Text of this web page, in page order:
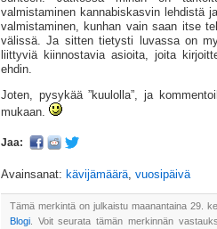
valmistaminen kannabiskasvin lehdistä
valmistaminen, kunhan vain saan itse
välissä. Ja sitten tietysti luvassa on
liittyviä kiinnostavia asioita, joita
ehdin.
Joten, pysykää ”kuulolla”, ja
mukaan.
Jaa:
Avainsanat: kävijämäärä, vuosipäivä
Tämä merkintä on julkaistu maanantaina 29.
Blogi . Voit seurata tämän merkinnän